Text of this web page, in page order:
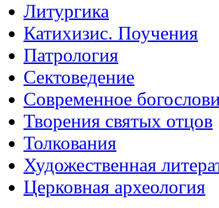
Литургика
Катихизис. Поучения
Патрология
Сектоведение
Современное
Творения святых отцов
Толкования
Художественная
Церковная археология